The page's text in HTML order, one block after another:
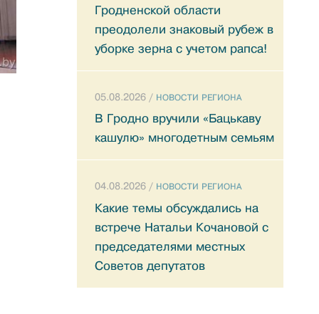
Гродненской области
преодолели знаковый рубеж в
уборке зерна с учетом рапса!
05.08.2026 / НОВОСТИ РЕГИОНА
В Гродно вручили «Бацькаву
кашулю» многодетным семьям
04.08.2026 / НОВОСТИ РЕГИОНА
Какие темы обсуждались на
встрече Натальи Кочановой с
председателями местных
Советов депутатов